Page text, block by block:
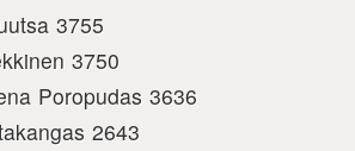
3755
3750
Poropudas 3636
2643